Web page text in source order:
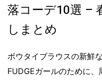
落コーデ10選 –
しまとめ
ボウタイブラウスの新鮮
FUDGEガールのために